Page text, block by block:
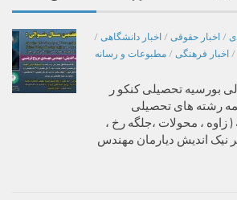
/ اخبار حقوقی / اخبار دانشگاهی /
/ اخبار فرهنگی / مطبوعات و رسانه
بورسیه تحصیلی کنکو ر
سال ۱۴۰۵ همه رشته های تحصیلی
، محولات ،جلگه رخ ،
نیک اندیش دیارمان مهندس